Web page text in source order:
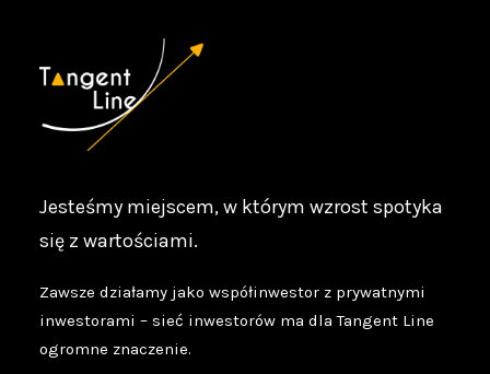
Jesteśmy miejscem, w którym wzrost spotyka
się z wartościami.
Zawsze działamy jako współinwestor z prywatnymi
inwestorami – sieć inwestorów ma dla Tangent Line
ogromne znaczenie.